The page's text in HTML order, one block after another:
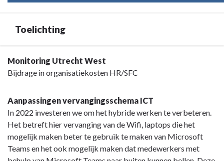
Toelichting
Terug
naar
Programma
Overhead
Toelichting
Monitoring Utrecht West
Bijdrage in organisatiekosten HR/SFC
Aanpassingen vervangingsschema ICT
In 2022 investeren we om het hybride werken te verbeteren.
Het betreft hier vervanging van de Wifi, laptops die het
mogelijk maken beter te gebruik te maken van Microsoft
Teams en het ook mogelijk maken dat medewerkers met